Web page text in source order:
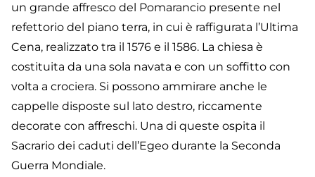
un grande affresco del Pomarancio presente nel
refettorio del piano terra, in cui è raffigurata l’Ultima
Cena, realizzato tra il 1576 e il 1586. La chiesa è
costituita da una sola navata e con un soffitto con
volta a crociera. Si possono ammirare anche le
cappelle disposte sul lato destro, riccamente
decorate con affreschi. Una di queste ospita il
Sacrario dei caduti dell’Egeo durante la Seconda
Guerra Mondiale.